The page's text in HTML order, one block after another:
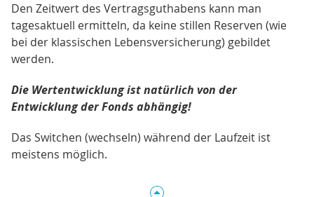
Den Zeitwert des Vertragsguthabens kann man
tagesaktuell ermitteln, da keine stillen Reserven (wie
bei der klassischen Lebensversicherung) gebildet
werden.
Die Wertentwicklung ist natürlich von der
Entwicklung der Fonds abhängig!
Das Switchen (wechseln) während der Laufzeit ist
meistens möglich.